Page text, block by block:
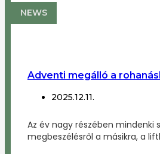
NEWS
Adventi megálló a
2025.12.11.
Az év nagy részében mindenki
megbeszélésről a másikra, a